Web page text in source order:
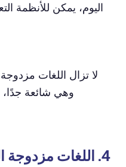
اليوم، يمكن للأنظمة
لا تزال اللغات
وهي شائعة جدًا،